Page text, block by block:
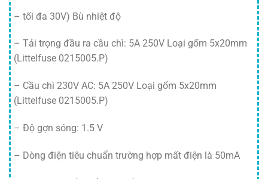
– tối đa 30V) Bù nhiệt độ
– Tải trọng đầu ra cầu chì: 5A 250V Loại gốm 5x20mm
(Littelfuse 0215005.P)
– Cầu chì 230V AC: 5A 250V Loại gốm 5x20mm
(Littelfuse 0215005.P)
– Độ gợn sóng: 1.5 V
– Dòng điện tiêu chuẩn trường hợp mất điện là 50mA